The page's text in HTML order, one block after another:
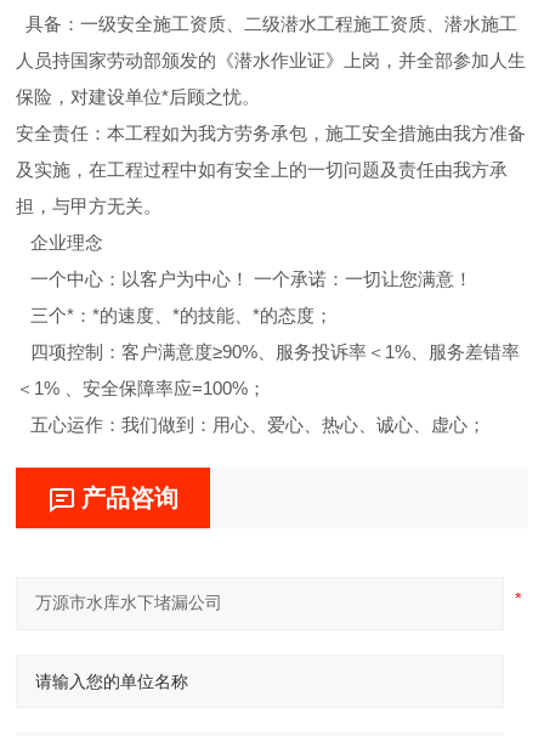
具备：一级安全施工资质、二级潜水工程施工资质、潜水施工
人员持国家劳动部颁发的《潜水作业证》上岗，并全部参加人生
保险，对建设单位*后顾之忧。
安全责任：本工程如为我方劳务承包，施工安全措施由我方准备
及实施，在工程过程中如有安全上的一切问题及责任由我方承
担，与甲方无关。
企业理念
一个中心：以客户为中心！ 一个承诺：一切让您满意！
三个*：*的速度、*的技能、*的态度；
四项控制：客户满意度≥90%、服务投诉率＜1%、服务差错率
＜1% 、安全保障率应=100%；
五心运作：我们做到：用心、爱心、热心、诚心、虚心；
产品咨询